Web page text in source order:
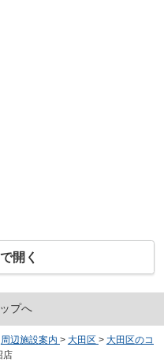
開く
プへ
周辺施設案内 > 大田区 > 大田区のコ
店